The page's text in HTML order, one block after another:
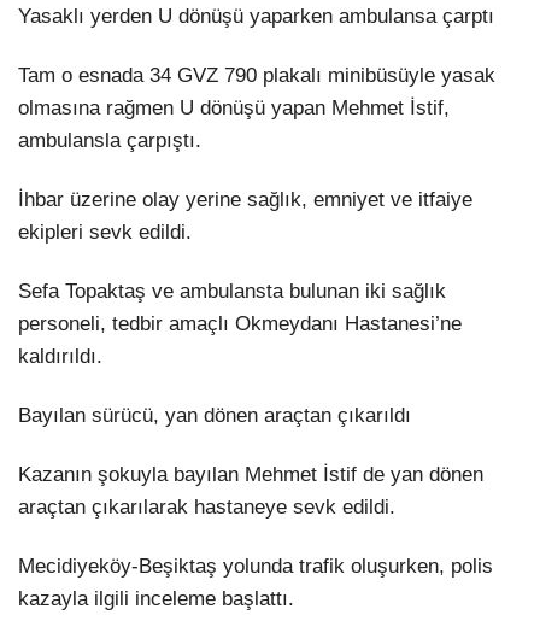
Yasaklı yerden U dönüşü yaparken ambulansa çarptı
Tam o esnada 34 GVZ 790 plakalı minibüsüyle yasak
olmasına rağmen U dönüşü yapan Mehmet İstif,
ambulansla çarpıştı.
İhbar üzerine olay yerine sağlık, emniyet ve itfaiye
ekipleri sevk edildi.
Sefa Topaktaş ve ambulansta bulunan iki sağlık
personeli, tedbir amaçlı Okmeydanı Hastanesi’ne
kaldırıldı.
Bayılan sürücü, yan dönen araçtan çıkarıldı
Kazanın şokuyla bayılan Mehmet İstif de yan dönen
araçtan çıkarılarak hastaneye sevk edildi.
Mecidiyeköy-Beşiktaş yolunda trafik oluşurken, polis
kazayla ilgili inceleme başlattı.